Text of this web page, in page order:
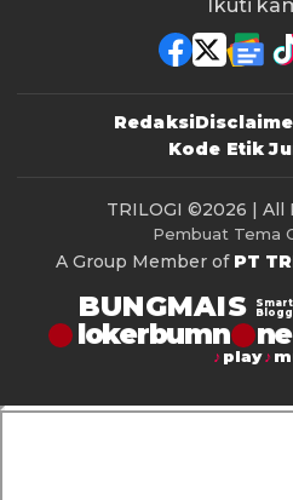
Ikuti
Redaksi
Kode Etik
TRILOGI ©2026 | All
Pembuat Tema
A Group Member of PT
BUNGMAIS
Smart
lokerbumn
play